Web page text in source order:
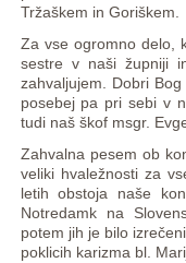
Tržaškem in Goriškem.
Za vse ogromno delo,
sestre v naši župniji
zahvaljujem. Dobri
posebej pa pri sebi v
tudi naš škof msgr.
Zahvalna pesem ob
veliki hvaležnosti za
letih obstoja naše
Notredamk na
potem jih je bilo
poklicih karizma bl.